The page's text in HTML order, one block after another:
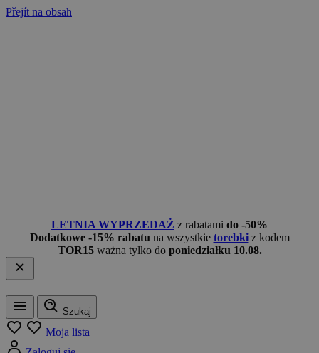
Přejít na obsah
LETNIA WYPRZEDAŻ z rabatami do -50%
Dodatkowe -15% rabatu na wszystkie torebkiz kodem
TOR15 ważna tylko do poniedziałku 10.08.
Menu
Szukaj
Moja lista